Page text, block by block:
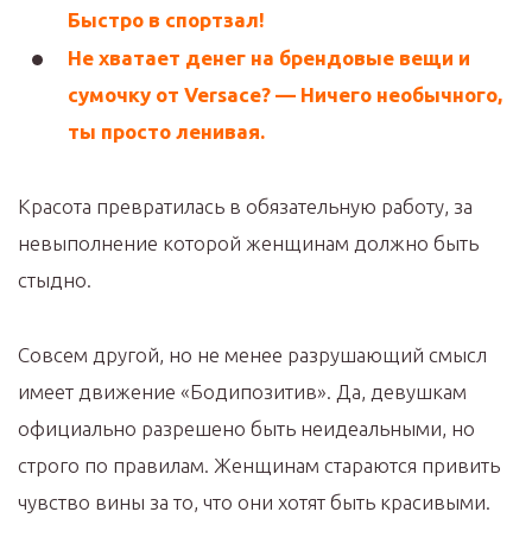
Быстро в спортзал!
Не хватает денег на брендовые вещи и
сумочку от Versace? — Ничего необычного,
ты просто ленивая.
Красота превратилась в обязательную работу, за
невыполнение которой женщинам должно быть
стыдно.
Совсем другой, но не менее разрушающий смысл
имеет движение «Бодипозитив». Да, девушкам
официально разрешено быть неидеальными, но
строго по правилам. Женщинам стараются привить
чувство вины за то, что они хотят быть красивыми.